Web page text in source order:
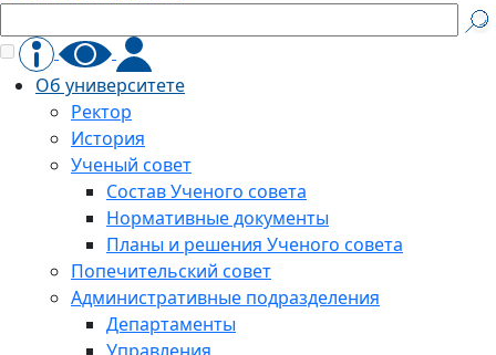
Об университете
Ректор
История
Ученый совет
Состав Ученого совета
Нормативные документы
Планы и решения Ученого совета
Попечительский совет
Административные подразделения
Департаменты